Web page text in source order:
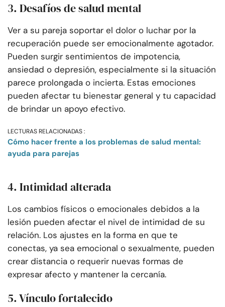
3. Desafíos de salud mental
Ver a su pareja soportar el dolor o luchar por la
recuperación puede ser emocionalmente agotador.
Pueden surgir sentimientos de impotencia,
ansiedad o depresión, especialmente si la situación
parece prolongada o incierta. Estas emociones
pueden afectar tu bienestar general y tu capacidad
de brindar un apoyo efectivo.
LECTURAS RELACIONADAS :
Cómo hacer frente a los problemas de salud mental:
ayuda para parejas
4. Intimidad alterada
Los cambios físicos o emocionales debidos a la
lesión pueden afectar el nivel de intimidad de su
relación. Los ajustes en la forma en que te
conectas, ya sea emocional o sexualmente, pueden
crear distancia o requerir nuevas formas de
expresar afecto y mantener la cercanía.
5. Vínculo fortalecido